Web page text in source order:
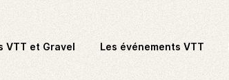
VTT et Gravel Les événements VTT